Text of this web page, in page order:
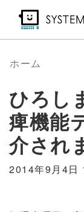
ン
コ
テ
ツ
に
ホーム
ひろし
痺機能
介され
2014年9月4日